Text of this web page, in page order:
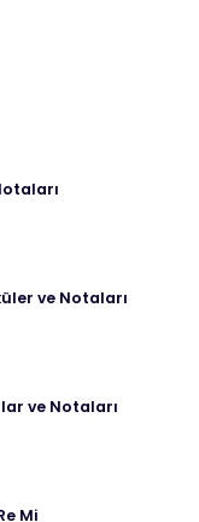
ve Notaları
ve Notaları
Mi